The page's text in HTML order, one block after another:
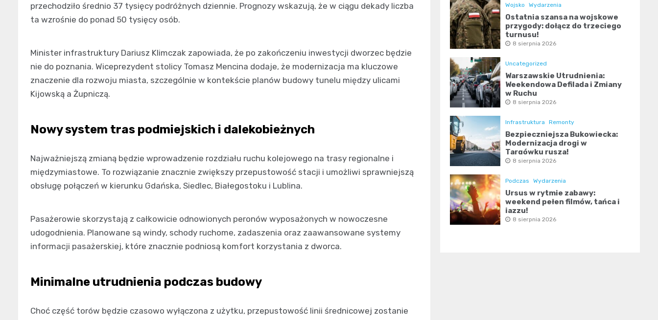
przechodziło średnio 37 tysięcy podróżnych dziennie. Prognozy wskazują, że w ciągu dekady liczba
ta wzrośnie do ponad 50 tysięcy osób.
Minister infrastruktury Dariusz Klimczak zapowiada, że po zakończeniu inwestycji dworzec będzie
nie do poznania. Wiceprezydent stolicy Tomasz Mencina dodaje, że modernizacja ma kluczowe
znaczenie dla rozwoju miasta, szczególnie w kontekście planów budowy tunelu między ulicami
Kijowską a Żupniczą.
Nowy system tras podmiejskich i dalekobieżnych
Najważniejszą zmianą będzie wprowadzenie rozdziału ruchu kolejowego na trasy regionalne i
międzymiastowe. To rozwiązanie znacznie zwiększy przepustowość stacji i umożliwi sprawniejszą
obsługę połączeń w kierunku Gdańska, Siedlec, Białegostoku i Lublina.
Pasażerowie skorzystają z całkowicie odnowionych peronów wyposażonych w nowoczesne
udogodnienia. Planowane są windy, schody ruchome, zadaszenia oraz zaawansowane systemy
informacji pasażerskiej, które znacznie podniosą komfort korzystania z dworca.
Minimalne utrudnienia podczas budowy
Choć część torów będzie czasowo wyłączona z użytku, przepustowość linii średnicowej zostanie
Wojsko Wydarzenia
Ostatnia szansa na wojskowe
przygody: dołącz do trzeciego
turnusu!
8 sierpnia 2026
Uncategorized
Warszawskie Utrudnienia:
Weekendowa Defilada i Zmiany
w Ruchu
8 sierpnia 2026
Infrastruktura Remonty
Bezpieczniejsza Bukowiecka:
Modernizacja drogi w
Targówku rusza!
8 sierpnia 2026
Podczas Wydarzenia
Ursus w rytmie zabawy:
weekend pełen filmów, tańca i
jazzu!
8 sierpnia 2026